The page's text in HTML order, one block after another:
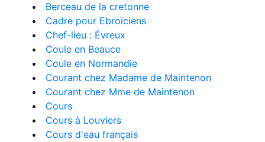
Berceau de la cretonne
Cadre pour Ebroïciens
Chef-lieu : Évreux
Coule en Beauce
Coule en Normandie
Courant chez Madame de Maintenon
Courant chez Mme de Maintenon
Cours
Cours à Louviers
Cours d'eau français